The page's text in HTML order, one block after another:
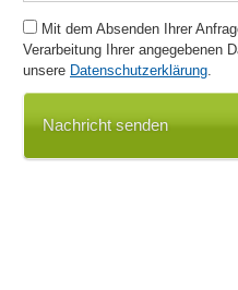
Störungsprotokoll
Umrüstzeit
Mit dem Absenden Ihrer
Verarbeitung Ihrer angegebenen
unsere Datenschutzerklärung.
Nachricht senden